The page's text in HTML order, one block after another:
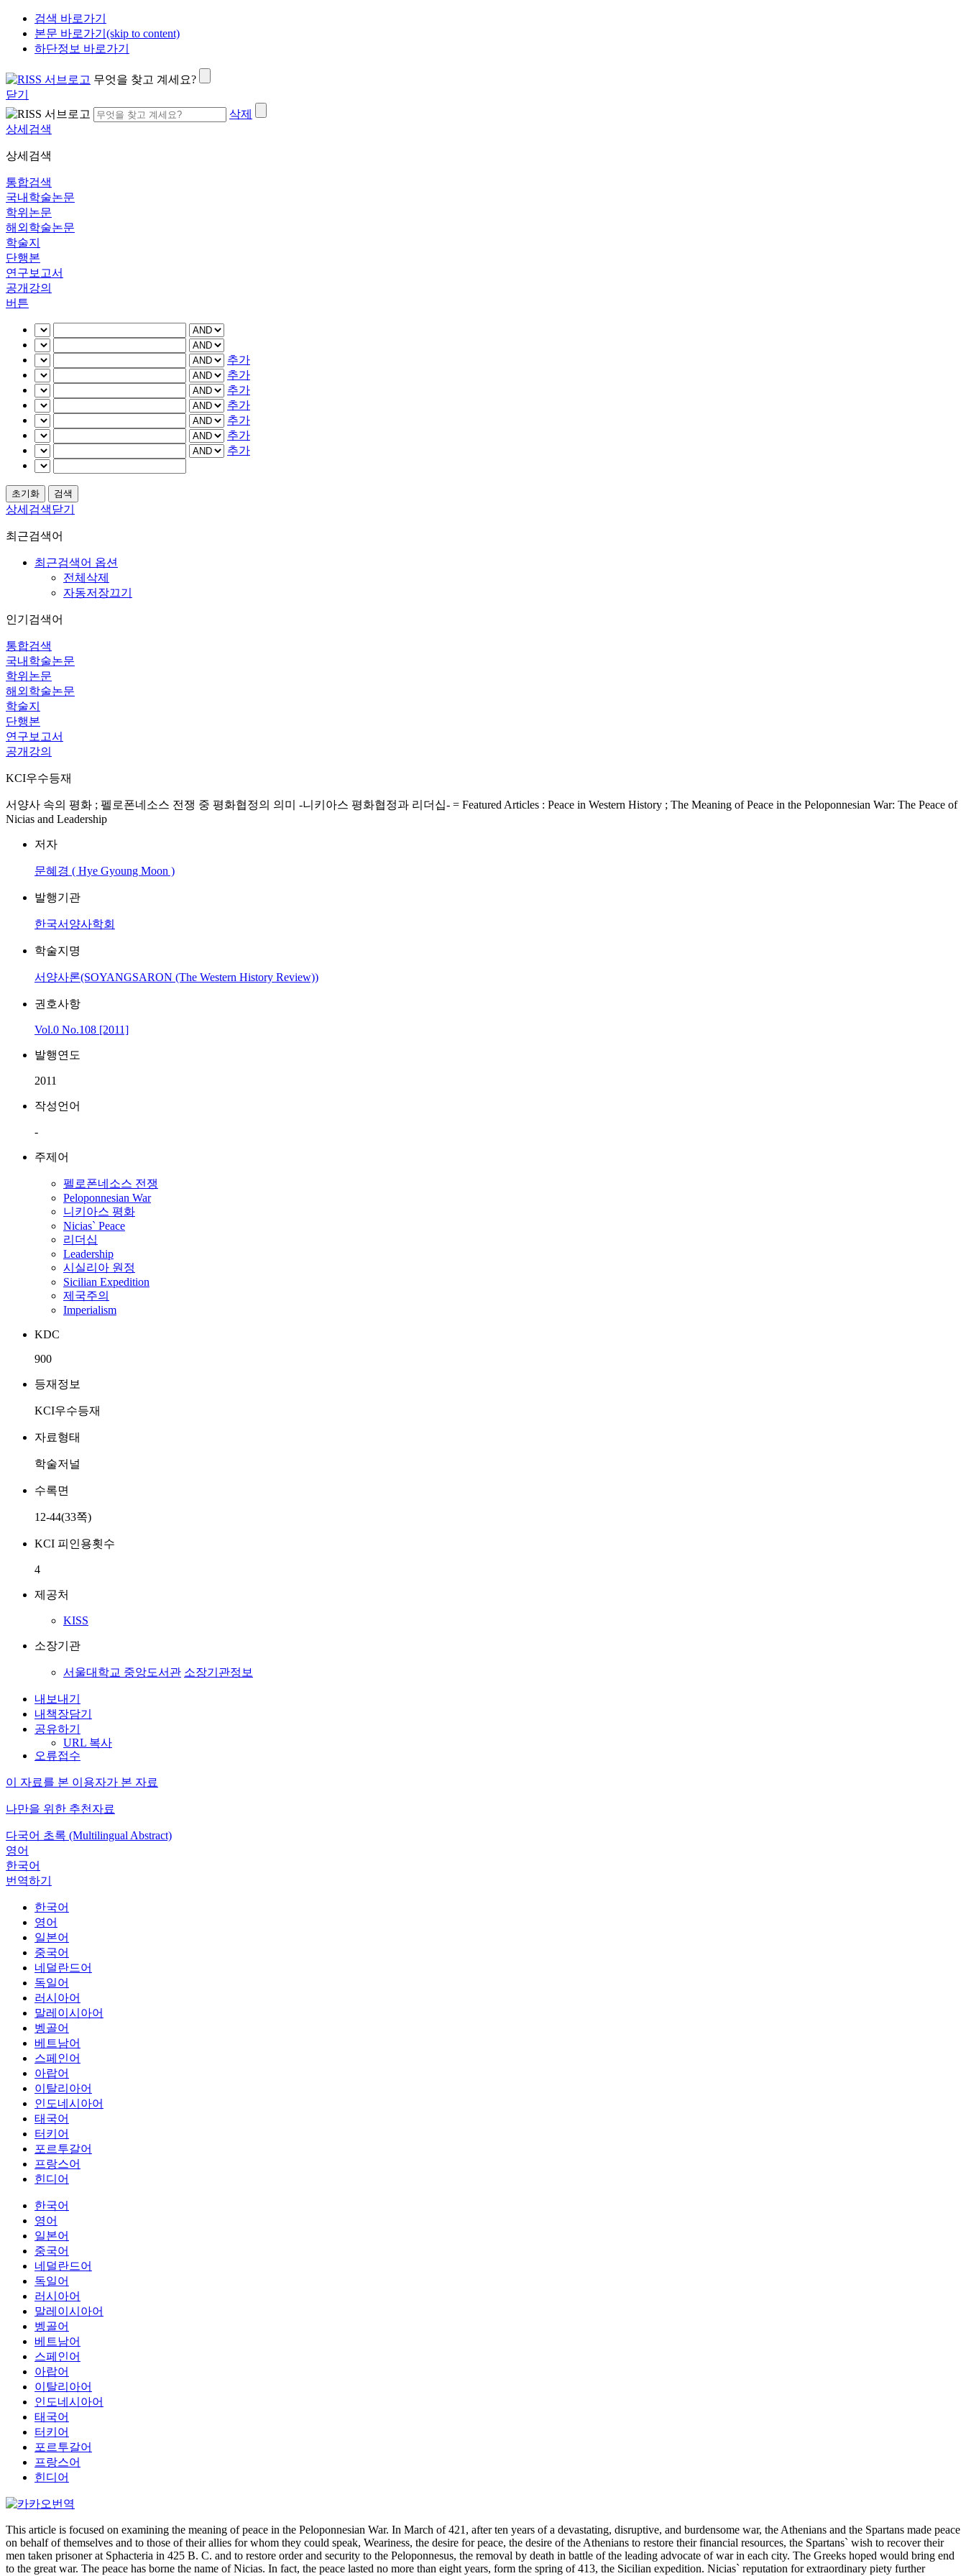
검색 바로가기
본문 바로가기(skip to content)
하단정보 바로가기
무엇을 찾고 계세요?
닫기
삭제
상세검색
상세검색
통합검색
국내학술논문
학위논문
해외학술논문
학술지
단행본
연구보고서
공개강의
버튼
추가
추가
추가
추가
추가
추가
추가
상세검색닫기
최근검색어
최근검색어 옵션
전체삭제
자동저장끄기
인기검색어
통합검색
국내학술논문
학위논문
해외학술논문
학술지
단행본
연구보고서
공개강의
KCI우수등재
서양사 속의 평화 ; 펠로폰네소스 전쟁 중 평화협정의 의미 -니키아스 평화협정과 리더십- = Featured Articles : Peace in Western History ; The Meaning of Peace in the Peloponnesian War: The Peace of
Nicias and Leadership
저자
문혜경 ( Hye Gyoung Moon )
발행기관
한국서양사학회
학술지명
서양사론(SOYANGSARON (The Western History Review))
권호사항
Vol.0 No.108 [2011]
발행연도
2011
작성언어
-
주제어
펠로폰네소스 전쟁
Peloponnesian War
니키아스 평화
Nicias` Peace
리더십
Leadership
시실리아 원정
Sicilian Expedition
제국주의
Imperialism
KDC
900
등재정보
KCI우수등재
자료형태
학술저널
수록면
12-44(33쪽)
KCI 피인용횟수
4
제공처
KISS
소장기관
서울대학교 중앙도서관 소장기관정보
내보내기
내책장담기
공유하기
URL 복사
오류접수
이 자료를 본 이용자가 본 자료
나만을 위한 추천자료
다국어 초록 (Multilingual Abstract)
영어
한국어
번역하기
한국어
영어
일본어
중국어
네덜란드어
독일어
러시아어
말레이시아어
벵골어
베트남어
스페인어
아랍어
이탈리아어
인도네시아어
태국어
터키어
포르투갈어
프랑스어
힌디어
한국어
영어
일본어
중국어
네덜란드어
독일어
러시아어
말레이시아어
벵골어
베트남어
스페인어
아랍어
이탈리아어
인도네시아어
태국어
터키어
포르투갈어
프랑스어
힌디어
This article is focused on examining the meaning of peace in the Peloponnesian War. In March of 421, after ten years of a devastating, disruptive, and burdensome war, the Athenians and the Spartans made peace
on behalf of themselves and to those of their allies for whom they could speak, Weariness, the desire for peace, the desire of the Athenians to restore their financial resources, the Spartans` wish to recover their
men taken prisoner at Sphacteria in 425 B. C. and to restore order and security to the Peloponnesus, the removal by death in battle of the leading advocate of war in each city. The Greeks hoped would bring end
to the great war. The peace has borne the name of Nicias. In fact, the peace lasted no more than eight years, form the spring of 413, the Sicilian expedition. Nicias` reputation for extraordinary piety further